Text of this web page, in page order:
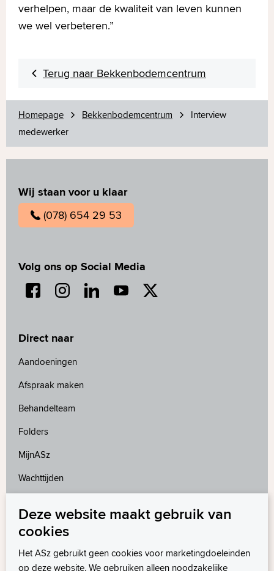
verhelpen, maar de kwaliteit van leven kunnen
we wel verbeteren.”
Terug naar Bekkenbodemcentrum
Homepage Bekkenbodemcentrum
Interview
medewerker
Wij staan voor u klaar
(078) 654 29 53
Volg ons op Social Media
Direct naar
Aandoeningen
Afspraak maken
Behandelteam
Folders
MijnASz
Wachttijden
Meer weten?
Deze website maakt gebruik van
cookies
Het ASz gebruikt geen cookies voor marketingdoeleinden
op deze website. We gebruiken alleen noodzakelijke